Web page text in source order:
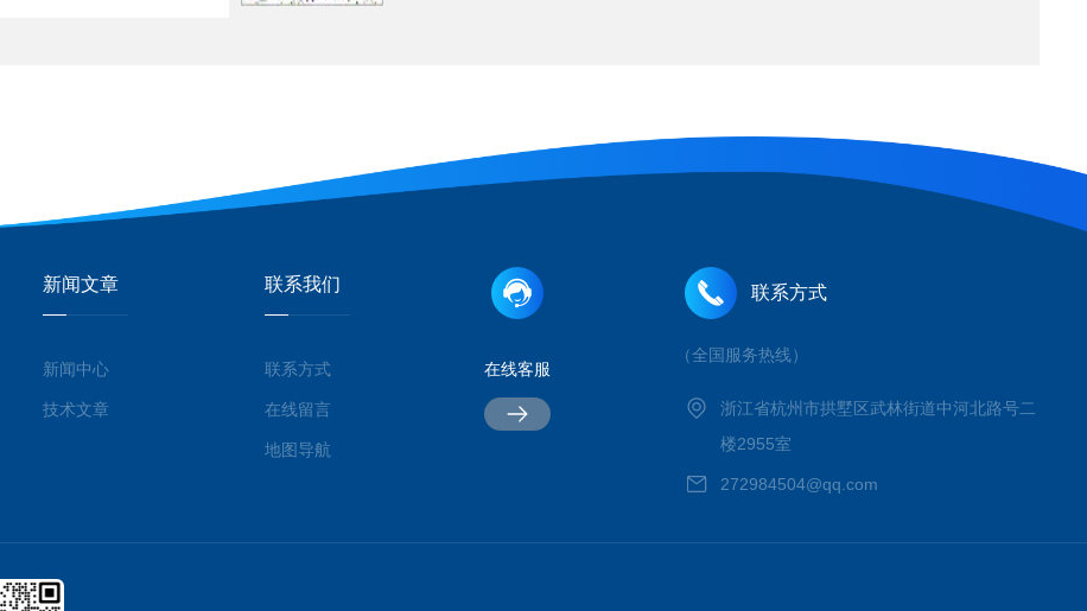
新闻文章
新闻中心
技术文章
联系我们
联系方式
在线留言
地图导航
在线客服
联系方式
（全国服务热线）
浙江省杭州市拱墅区武林街道中河北路号二
楼2955室
272984504@qq.com